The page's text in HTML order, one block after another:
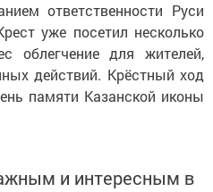
ответственности Руси
уже посетил несколько
облегчение для жителей,
действий. Крёстный ход
памяти Казанской иконы
и интересным в